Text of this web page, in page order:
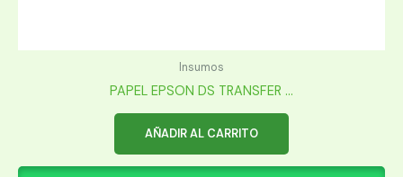
Insumos
PAPEL EPSON DS TRANSFER ...
AÑADIR AL CARRITO